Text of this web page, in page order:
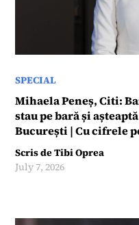
SPECIAL
Mihaela Peneș, Citi:
stau pe bară și
București | Cu cifrele
Scris deTibi Oprea
July 7, 2026